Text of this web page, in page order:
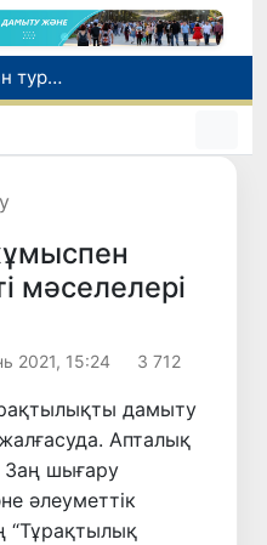
Мүмкіндігі шектеулі талапкерлерге қабылдау емтихандарында қосымша уақыт беріледі
Беларусьтен Өзбекстанға екінші тікелей жүк пойызы жөнелтілді
мәселелері
2021, 15:24 3 712
дамыту
Апталық
шығару
әлеуметтік
“Тұрақтылық